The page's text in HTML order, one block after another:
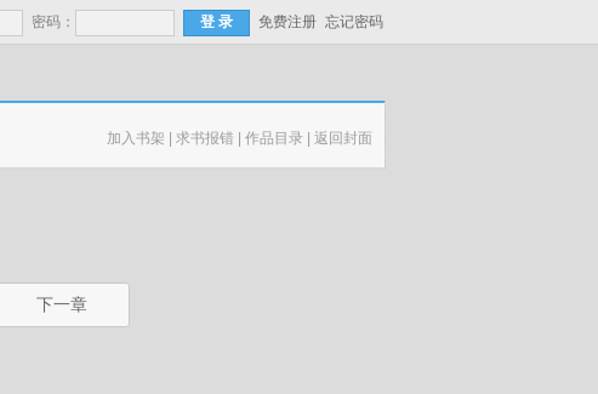
密码： 免费注册 忘记密码
加入书架 | 求书报错 | 作品目录 | 返回封面
下一章